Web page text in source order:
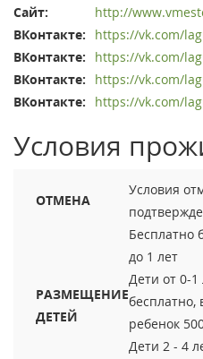
Сайт:
http://
ВКонтакте:
https://vk.com/
ВКонтакте:
https://vk.com/
ВКонтакте:
https://vk.com/
ВКонтакте:
https://vk.com/
Условия
ОТМЕНА
Условия
РАЗМЕЩЕНИЕ
ДЕТЕЙ
Бесплатно
до 1 лет
Дети от 0-
ребенок
Дети 2 - 4